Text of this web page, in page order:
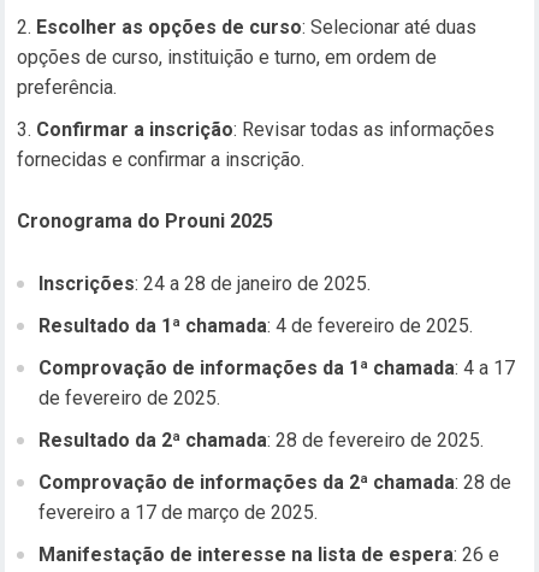
Escolher as opções de curso: Selecionar até duas
opções de curso, instituição e turno, em ordem de
preferência.
Confirmar a inscrição: Revisar todas as informações
fornecidas e confirmar a inscrição.
Cronograma do Prouni 2025
Inscrições: 24 a 28 de janeiro de 2025.
Resultado da 1ª chamada: 4 de fevereiro de 2025.
Comprovação de informações da 1ª chamada: 4 a 17
de fevereiro de 2025.
Resultado da 2ª chamada: 28 de fevereiro de 2025.
Comprovação de informações da 2ª chamada: 28 de
fevereiro a 17 de março de 2025.
Manifestação de interesse na lista de espera: 26 e